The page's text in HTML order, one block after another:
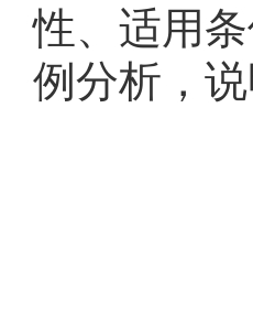
性、适用
例分析，